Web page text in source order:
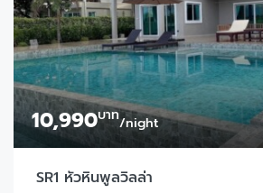
10,990บาท/night
SR1 หัวหินพูลวิลล่า